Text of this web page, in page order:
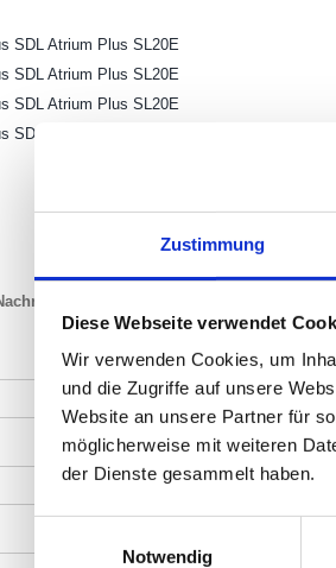
Zustimmung
Diese Webseite verwendet
Wir verwenden Cookies, um
und die Zugriffe auf unsere
Website an unsere Partner für
möglicherweise mit weiteren
der Dienste gesammelt haben.
Notwendig
– wir sind gerne für Sie da.